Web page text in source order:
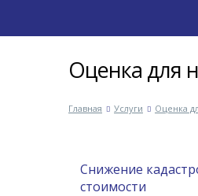
Оценка для
Главная Услуги Оценка
Снижение
стоимости